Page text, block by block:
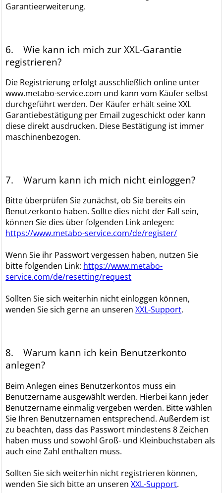
Garantieerweiterung.
6. Wie kann ich mich zur XXL-Garantie
registrieren?
Die Registrierung erfolgt ausschließlich online unter
www.metabo-service.com und kann vom Käufer selbst
durchgeführt werden. Der Käufer erhält seine XXL
Garantiebestätigung per Email zugeschickt oder kann
diese direkt ausdrucken. Diese Bestätigung ist immer
maschinenbezogen.
7. Warum kann ich mich nicht einloggen?
Bitte überprüfen Sie zunächst, ob Sie bereits ein
Benutzerkonto haben. Sollte dies nicht der Fall sein,
können Sie dies über folgenden Link anlegen:
https://www.metabo-service.com/de/register/
Wenn Sie ihr Passwort vergessen haben, nutzen Sie
bitte folgenden Link: https://www.metabo-
service.com/de/resetting/request
Sollten Sie sich weiterhin nicht einloggen können,
wenden Sie sich gerne an unserenXXL-Support.
8. Warum kann ich kein Benutzerkonto
anlegen?
Beim Anlegen eines Benutzerkontos muss ein
Benutzername ausgewählt werden. Hierbei kann jeder
Benutzername einmalig vergeben werden. Bitte wählen
Sie Ihren Benutzernamen entsprechend. Außerdem ist
zu beachten, dass das Passwort mindestens 8 Zeichen
haben muss und sowohl Groß- und Kleinbuchstaben als
auch eine Zahl enthalten muss.
Sollten Sie sich weiterhin nicht registrieren können,
wenden Sie sich bitte an unserenXXL-Support.